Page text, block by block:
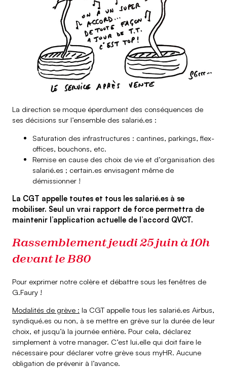
La direction se moque éperdument des conséquences de
ses décisions sur l’ensemble des salarié.es :
Saturation des infrastructures : cantines, parkings, flex-
offices, bouchons, etc.
Remise en cause des choix de vie et d’organisation des
salarié.es ; certain.es envisagent même de
démissionner !
La CGT appelle toutes et tous les salarié.es à se
mobiliser. Seul un vrai rapport de force permettra de
maintenir l’application actuelle de l’accord QVCT.
Rassemblement jeudi 25 juin à 10h
devant le B80
Pour exprimer notre colère et débattre sous les fenêtres de
G.Faury !
Modalités de grève : la CGT appelle tous les salarié.es Airbus,
syndiqué.es ou non, à se mettre en grève sur la durée de leur
choix, et jusqu’à la journée entière. Pour cela, déclarez
simplement à votre manager. C’est lui.elle qui doit faire le
nécessaire pour déclarer votre grève sous myHR. Aucune
obligation de prévenir à l’avance.